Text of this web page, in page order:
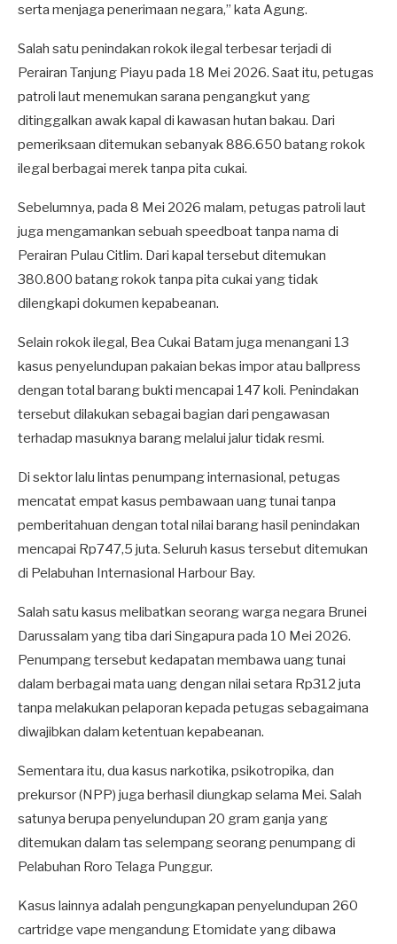
serta menjaga penerimaan negara,” kata Agung.
Salah satu penindakan rokok ilegal terbesar terjadi di
Perairan Tanjung Piayu pada 18 Mei 2026. Saat itu, petugas
patroli laut menemukan sarana pengangkut yang
ditinggalkan awak kapal di kawasan hutan bakau. Dari
pemeriksaan ditemukan sebanyak 886.650 batang rokok
ilegal berbagai merek tanpa pita cukai.
Sebelumnya, pada 8 Mei 2026 malam, petugas patroli laut
juga mengamankan sebuah speedboat tanpa nama di
Perairan Pulau Citlim. Dari kapal tersebut ditemukan
380.800 batang rokok tanpa pita cukai yang tidak
dilengkapi dokumen kepabeanan.
Selain rokok ilegal, Bea Cukai Batam juga menangani 13
kasus penyelundupan pakaian bekas impor atau ballpress
dengan total barang bukti mencapai 147 koli. Penindakan
tersebut dilakukan sebagai bagian dari pengawasan
terhadap masuknya barang melalui jalur tidak resmi.
Di sektor lalu lintas penumpang internasional, petugas
mencatat empat kasus pembawaan uang tunai tanpa
pemberitahuan dengan total nilai barang hasil penindakan
mencapai Rp747,5 juta. Seluruh kasus tersebut ditemukan
di Pelabuhan Internasional Harbour Bay.
Salah satu kasus melibatkan seorang warga negara Brunei
Darussalam yang tiba dari Singapura pada 10 Mei 2026.
Penumpang tersebut kedapatan membawa uang tunai
dalam berbagai mata uang dengan nilai setara Rp312 juta
tanpa melakukan pelaporan kepada petugas sebagaimana
diwajibkan dalam ketentuan kepabeanan.
Sementara itu, dua kasus narkotika, psikotropika, dan
prekursor (NPP) juga berhasil diungkap selama Mei. Salah
satunya berupa penyelundupan 20 gram ganja yang
ditemukan dalam tas selempang seorang penumpang di
Pelabuhan Roro Telaga Punggur.
Kasus lainnya adalah pengungkapan penyelundupan 260
cartridge vape mengandung Etomidate yang dibawa